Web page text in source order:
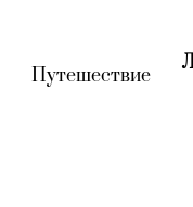
(current)
Путешествие